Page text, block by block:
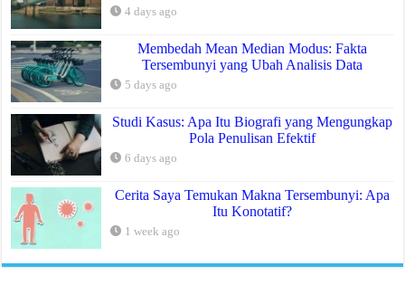
4 days ago
Membedah Mean Median Modus: Fakta
Tersembunyi yang Ubah Analisis Data
5 days ago
Studi Kasus: Apa Itu Biografi yang Mengungkap
Pola Penulisan Efektif
6 days ago
Cerita Saya Temukan Makna Tersembunyi: Apa
Itu Konotatif?
1 week ago